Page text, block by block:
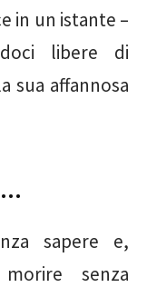
in un istante –
libere di
sua affannosa
sapere e,
senza